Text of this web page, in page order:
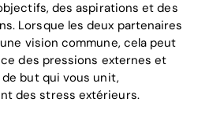
des aspirations et des
Lorsque les deux partenaires
vision commune, cela peut
des pressions externes et
but qui vous unit,
des stress extérieurs.